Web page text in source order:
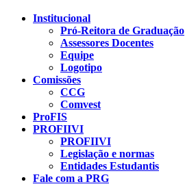
Institucional
Pró-Reitora de Graduação
Assessores Docentes
Equipe
Logotipo
Comissões
CCG
Comvest
ProFIS
PROFIIVI
PROFIIVI
Legislação e normas
Entidades Estudantis
Fale com a PRG